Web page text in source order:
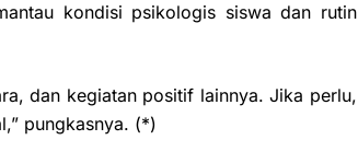
kondisi psikologis siswa dan rutin
dan kegiatan positif lainnya. Jika perlu,
pungkasnya. (*)